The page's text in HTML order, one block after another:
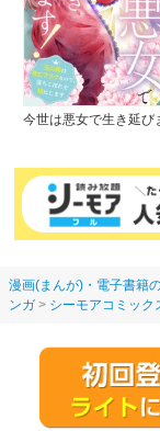
今世は悪女で生き延び
します～
漫画(まんが)・電子書籍
ンガ
シーモアコミック